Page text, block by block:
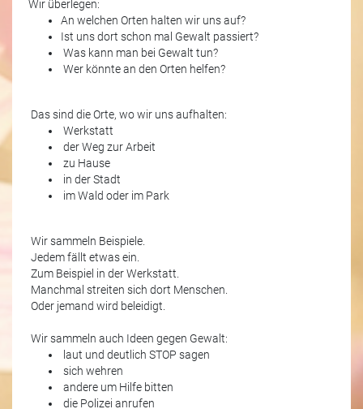
Wir überlegen:
An welchen Orten halten wir uns auf?
Ist uns dort schon mal Gewalt passiert?
Was kann man bei Gewalt tun?
Wer könnte an den Orten helfen?
Das sind die Orte, wo wir uns aufhalten:
Werkstatt
der Weg zur Arbeit
zu Hause
in der Stadt
im Wald oder im Park
Wir sammeln Beispiele.
Jedem fällt etwas ein.
Zum Beispiel in der Werkstatt.
Manchmal streiten sich dort Menschen.
Oder jemand wird beleidigt.
Wir sammeln auch Ideen gegen Gewalt:
laut und deutlich STOP sagen
sich wehren
andere um Hilfe bitten
die Polizei anrufen